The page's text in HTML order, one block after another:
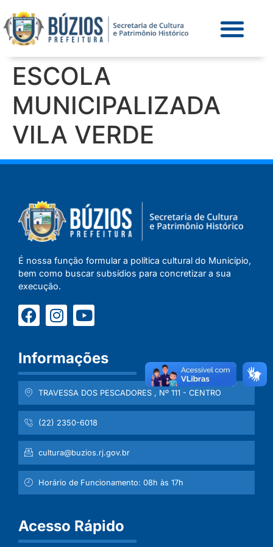
ESCOLA
MUNICIPALIZADA
VILA VERDE
É nossa função formular a política cultural do Município,
bem como buscar subsídios para concretizar a sua
execução.
Informações
TRAVESSA DOS PESCADORES , Nº 111 - CENTRO
(22) 2350-6018
cultura@buzios.rj.gov.br
Horário de Funcionamento: 08h às 17h
Acesso Rápido